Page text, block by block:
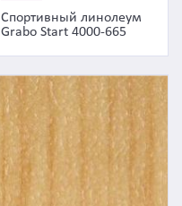
Спортивный линолеум
Grabo Start 4000-665